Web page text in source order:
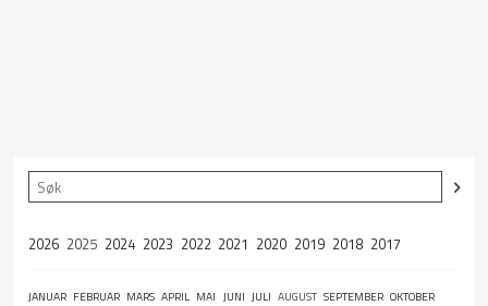
2026 2025 2024 2023 2022 2021 2020 2019 2018 2017
JANUAR FEBRUAR MARS APRIL MAI JUNI JULI AUGUST SEPTEMBER OKTOBER